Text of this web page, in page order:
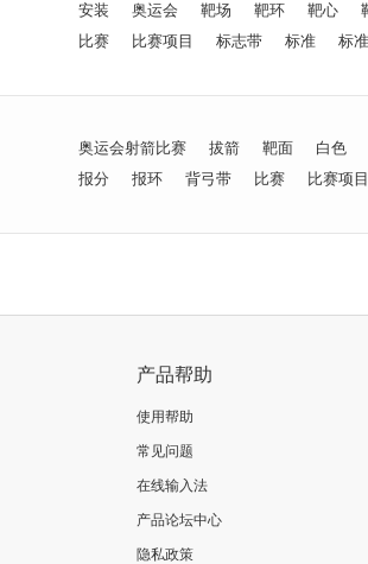
安装 奥运会 靶场 靶环 靶心
比赛
比赛项目 标志带 标准 标
奥运会射箭比赛 拔箭 靶面
白色
报分
报环 背弓带 比赛 比赛项目
产品帮助
使用帮助
常见问题
在线输入法
产品论坛中心
隐私政策